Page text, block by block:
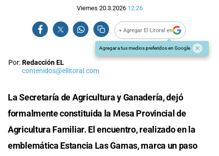
Viernes 20.3.2026 12:26
+ Agregar El Litoral en
Agregar a tus medios preferidos en Google
Por:Redacción EL
contenidos@ellitoral.com
La Secretaría de Agricultura y Ganadería, dejó
formalmente constituida la Mesa Provincial de
Agricultura Familiar. El encuentro, realizado en la
emblemática Estancia Las Gamas, marca un paso